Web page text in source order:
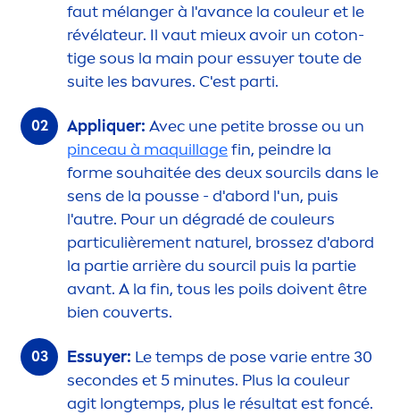
faut mélanger à l'avance la couleur et le
révélateur. Il vaut mieux avoir un coton-
tige sous la main pour essuyer toute de
suite les bavures. C'est parti.
Appliquer: Avec une petite brosse ou un
pinceau à maquillagefin, peindre la
forme souhaitée des deux sourcils dans le
sens de la pousse - d'abord l'un, puis
l'autre. Pour un dégradé de couleurs
particulièrement naturel, brossez d'abord
la partie arrière du sourcil puis la partie
avant. A la fin, tous les poils doivent être
bien couverts.
Essuyer: Le temps de pose varie entre 30
secondes et 5 minutes. Plus la couleur
agit longtemps, plus le résultat est foncé.